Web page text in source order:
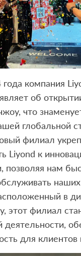
компания
об
что
глобальной
филиал
Liyond к
позволяя нам
в
этот филиал
для клиентов